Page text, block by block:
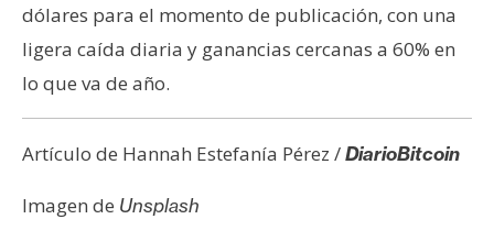
dólares para el momento de publicación, con una
ligera caída diaria y ganancias cercanas a 60% en
lo que va de año.
Artículo de Hannah Estefanía Pérez /DiarioBitcoin
Imagen de Unsplash